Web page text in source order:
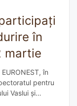
în
martie
în
pentru
Vaslui și